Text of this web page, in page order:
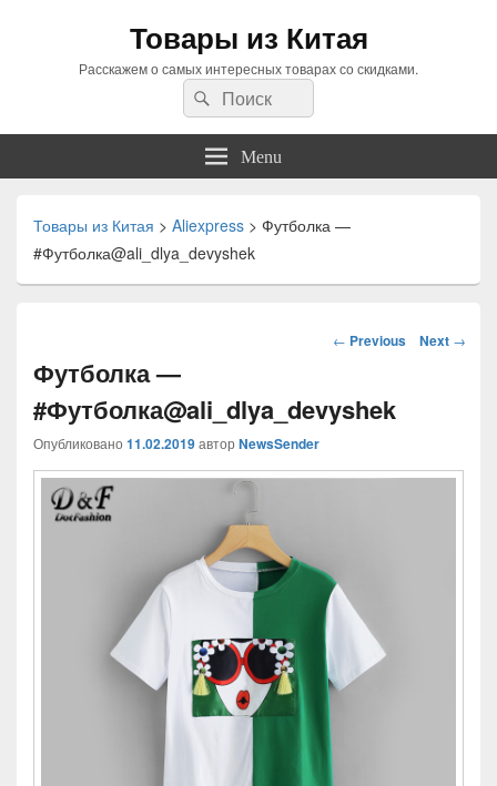
Товары из Китая
Расскажем о самых интересных товарах со скидками.
Search
for:
Search
Menu
Товары из Китая > Aliexpress > Футболка —
#Футболка@ali_dlya_devyshek
Навигация
← Previous Next →
Футболка —
#Футболка@ali_dlya_devyshek
Опубликовано 11.02.2019автор NewsSender